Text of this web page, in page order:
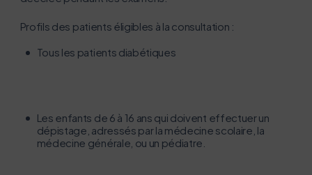
Profils des patients éligibles à la consultation :
Tous les patients diabétiques
Les enfants de 6 à 16 ans qui doivent effectuer un
dépistage, adressés par la médecine scolaire, la
médecine générale, ou un pédiatre.